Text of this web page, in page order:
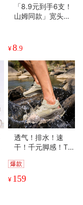
「8.9元到手6支！
山姆同款」宽头家
口腔护理
¥8.9
透气！排水！速
干！千元脚感！TE
趣野/驰野系列 溯溪
鞋 浙江省游泳队指
爆款
¥ 159